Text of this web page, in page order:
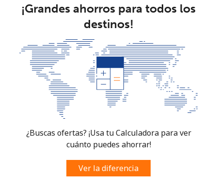
¡Grandes ahorros para todos los
destinos!
¿Buscas ofertas? ¡Usa tu Calculadora para ver
cuánto puedes ahorrar!
Ver la diferencia